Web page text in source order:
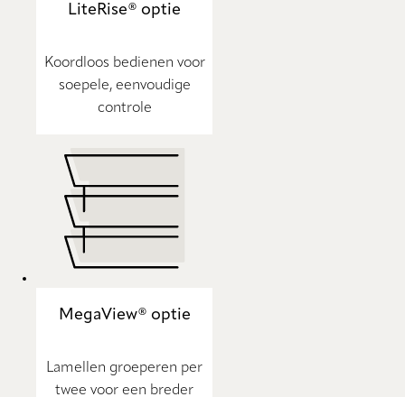
LiteRise® optie
Koordloos bedienen voor
soepele, eenvoudige
controle
MegaView® optie
Lamellen groeperen per
twee voor een breder